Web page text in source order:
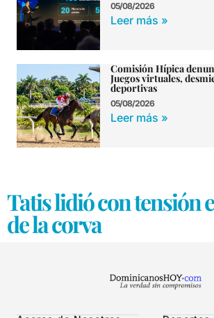
05/08/2026
Leer más »
Comisión Hípica
Juegos virtuales,
deportivas
05/08/2026
Leer más »
Tatis lidió con tensión
de la corva